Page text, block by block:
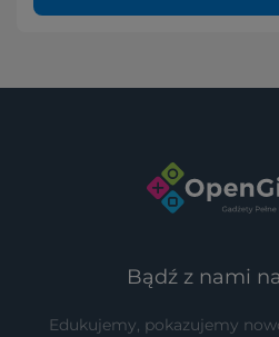
Bądź z nami
Edukujemy, pokazujemy